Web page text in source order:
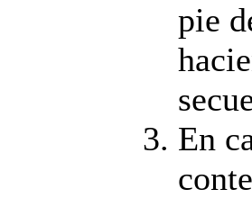
pie
En